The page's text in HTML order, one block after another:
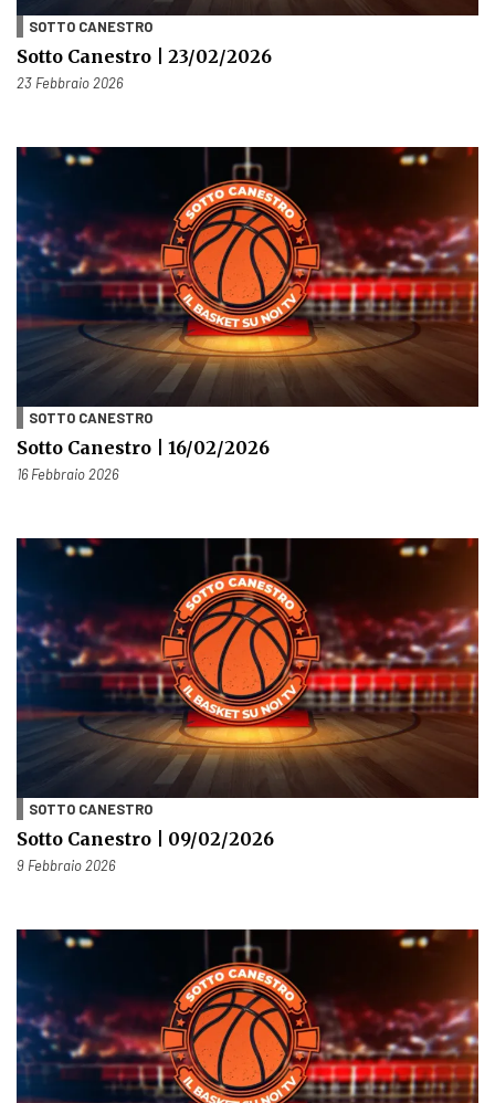
SOTTO CANESTRO
Sotto Canestro | 23/02/2026
Pubblicato il
23 Febbraio 2026
SOTTO CANESTRO
Sotto Canestro | 16/02/2026
Pubblicato il
16 Febbraio 2026
SOTTO CANESTRO
Sotto Canestro | 09/02/2026
Pubblicato il
9 Febbraio 2026